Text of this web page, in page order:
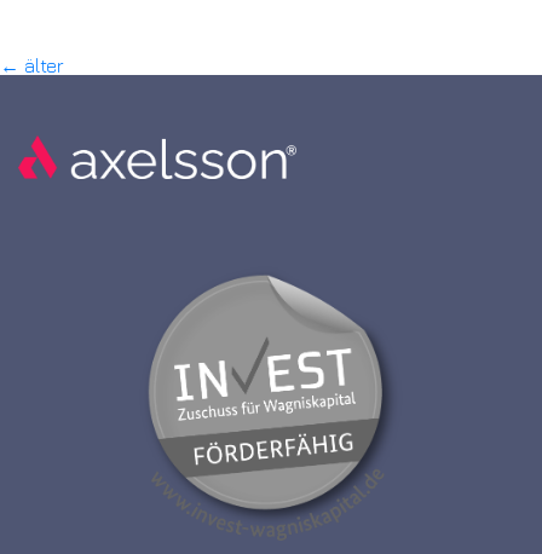
Beitragsnavigation
← älter